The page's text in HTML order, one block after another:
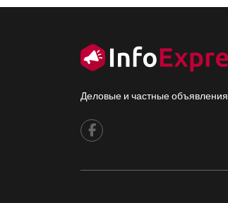
Деловые и частные объявления